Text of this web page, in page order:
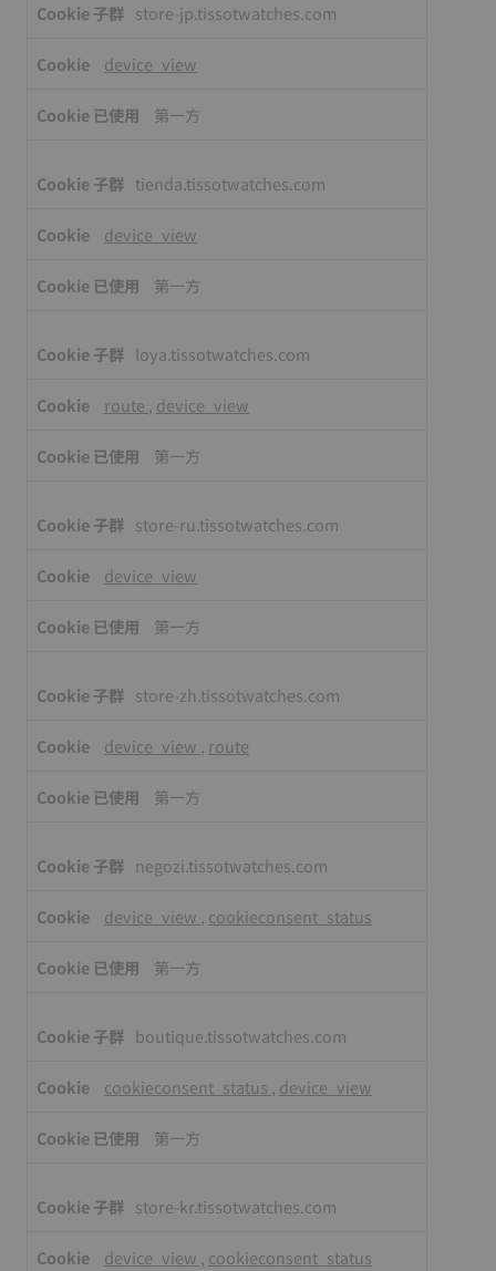
能
cookie
store-jp.tissotwatches.com
device_view
第一方
tienda.tissotwatches.com
device_view
第一方
loya.tissotwatches.com
route , device_view
第一方
store-ru.tissotwatches.com
device_view
第一方
store-zh.tissotwatches.com
device_view , route
第一方
negozi.tissotwatches.com
device_view , cookieconsent_status
第一方
boutique.tissotwatches.com
cookieconsent_status , device_view
第一方
store-kr.tissotwatches.com
device_view , cookieconsent_status